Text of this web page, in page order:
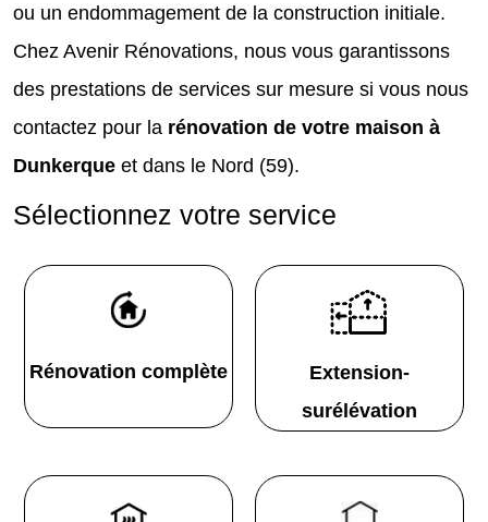
ou un endommagement de la construction initiale.
Chez Avenir Rénovations, nous vous garantissons
des prestations de services sur mesure si vous nous
contactez pour la rénovation de votre maison à
Dunkerque et dans le Nord (59).
Sélectionnez votre service
Rénovation complète
Extension-
surélévation